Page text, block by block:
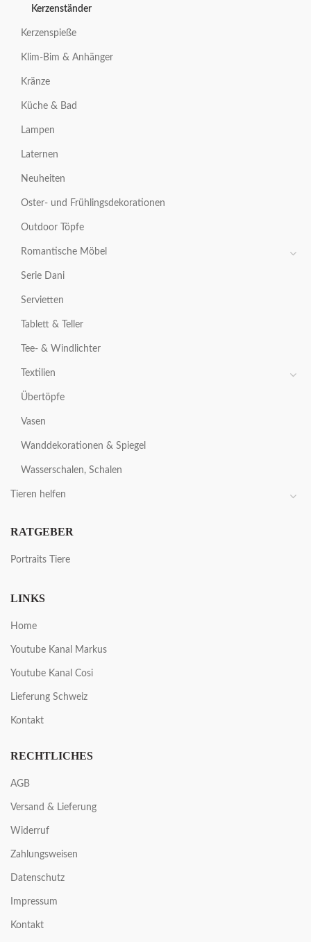
Kerzenständer
Kerzenspieße
Klim-Bim & Anhänger
Kränze
Küche & Bad
Lampen
Laternen
Neuheiten
Oster- und Frühlingsdekorationen
Outdoor Töpfe
Romantische Möbel
Serie Dani
Servietten
Tablett & Teller
Tee- & Windlichter
Textilien
Übertöpfe
Vasen
Wanddekorationen & Spiegel
Wasserschalen, Schalen
Tieren helfen
RATGEBER
Portraits Tiere
LINKS
Home
Youtube Kanal Markus
Youtube Kanal Cosi
Lieferung Schweiz
Kontakt
RECHTLICHES
AGB
Versand & Lieferung
Widerruf
Zahlungsweisen
Datenschutz
Impressum
Kontakt